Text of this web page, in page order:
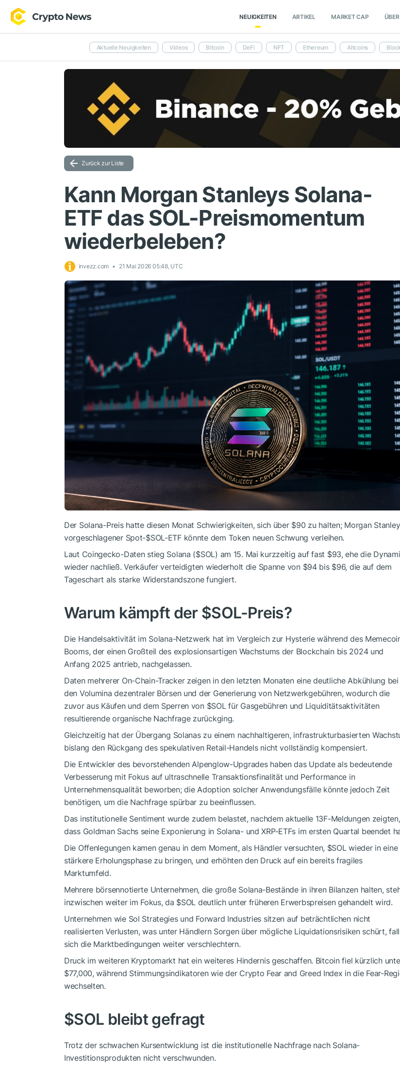
NEUIGKEITEN ARTIKEL MARKET CAP
Aktuelle Neuigkeiten Videos Bitcoin DeFi NFT Ethereum Altcoins
Zurück zur Liste
Kann Morgan Stanleys Solana-
ETF das SOL-Preismomentum
wiederbeleben?
invezz.com 21 Mai 2026 05:48, UTC
Der Solana-Preis hatte diesen Monat Schwierigkeiten, sich über $90 zu halten; Morgan
vorgeschlagener Spot-$SOL-ETF könnte dem Token neuen Schwung verleihen.
Laut Coingecko-Daten stieg Solana ($SOL) am 15. Mai kurzzeitig auf fast $93, ehe die
wieder nachließ. Verkäufer verteidigten wiederholt die Spanne von $94 bis $96, die auf dem
Tageschart als starke Widerstandszone fungiert.
Warum kämpft der $SOL-Preis?
Die Handelsaktivität im Solana-Netzwerk hat im Vergleich zur Hysterie während des
Booms, der einen Großteil des explosionsartigen Wachstums der Blockchain bis 2024 und
Anfang 2025 antrieb, nachgelassen.
Daten mehrerer On-Chain-Tracker zeigen in den letzten Monaten eine deutliche Abkühlung bei
den Volumina dezentraler Börsen und der Generierung von Netzwerkgebühren, wodurch die
zuvor aus Käufen und dem Sperren von $SOLfür Gasgebühren und Liquiditätsaktivitäten
resultierende organische Nachfrage zurückging.
Gleichzeitig hat der Übergang Solanas zu einem nachhaltigeren, infrastrukturbasierten
bislang den Rückgang des spekulativen Retail-Handels nicht vollständig kompensiert.
Die Entwickler des bevorstehenden Alpenglow-Upgrades haben das Update als bedeutende
Verbesserung mit Fokus auf ultraschnelle Transaktionsfinalität und Performance in
Unternehmensqualität beworben; die Adoption solcher Anwendungsfälle könnte jedoch Zeit
benötigen, um die Nachfrage spürbar zu beeinflussen.
Das institutionelle Sentiment wurde zudem belastet, nachdem aktuelle 13F-Meldungen zeigten,
dass Goldman Sachs seine Exponierung in Solana- und XRP-ETFs im ersten Quartal beendet
Die Offenlegungen kamen genau in dem Moment, als Händler versuchten, $SOLwieder in eine
stärkere Erholungsphase zu bringen, und erhöhten den Druck auf ein bereits fragiles
Marktumfeld.
Mehrere börsennotierte Unternehmen, die große Solana-Bestände in ihren Bilanzen halten,
inzwischen weiter im Fokus, da $SOL deutlich unter früheren Erwerbspreisen gehandelt wird.
Unternehmen wie Sol Strategies und Forward Industries sitzen auf beträchtlichen nicht
realisierten Verlusten, was unter Händlern Sorgen über mögliche Liquidationsrisiken schürt,
sich die Marktbedingungen weiter verschlechtern.
Druck im weiteren Kryptomarkt hat ein weiteres Hindernis geschaffen. Bitcoin fiel kürzlich
$77,000, während Stimmungsindikatoren wie der Crypto Fear and Greed Index in die Fear-
wechselten.
$SOL bleibt gefragt
Trotz der schwachen Kursentwicklung ist die institutionelle Nachfrage nach Solana-
Investitionsprodukten nicht verschwunden.